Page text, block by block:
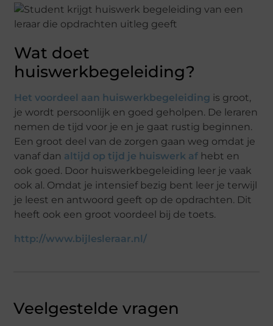
Wat doet
huiswerkbegeleiding?
Het voordeel aan huiswerkbegeleiding is groot,
je wordt persoonlijk en goed geholpen. De leraren
nemen de tijd voor je en je gaat rustig beginnen.
Een groot deel van de zorgen gaan weg omdat je
vanaf dan altijd op tijd je huiswerk af hebt en
ook goed. Door huiswerkbegeleiding leer je vaak
ook al. Omdat je intensief bezig bent leer je terwijl
je leest en antwoord geeft op de opdrachten. Dit
heeft ook een groot voordeel bij de toets.
http://www.bijlesleraar.nl/
Veelgestelde vragen